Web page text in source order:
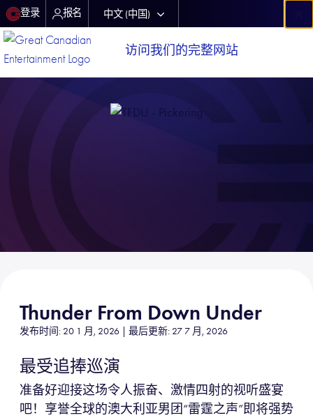
登录 报名 中文 (中国)
Français
访问我们的完整网站
Thunder From Down Under
发布时间: 20 1 月, 2026 | 最后更新: 27 7 月, 2026
最受追捧巡演
准备好迎接这场令人振奋、激情四射的视听盛宴
吧！享誉全球的澳大利亚男团“雷霆之声”即将强势